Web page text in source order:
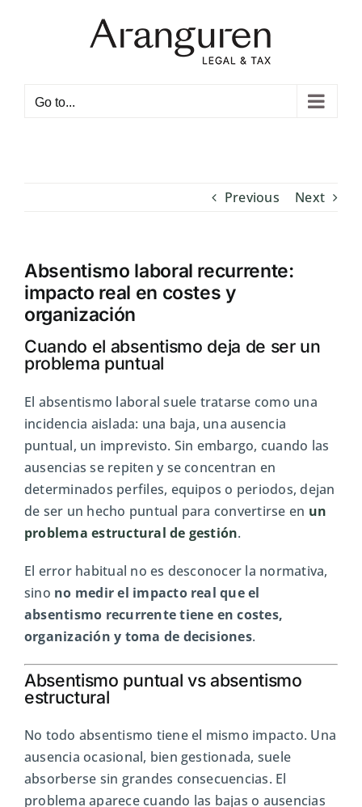
Open toolbar
Go to...
Previous Next
Absentismo laboral recurrente:
impacto real en costes y
organización
Cuando el absentismo deja de ser un
problema puntual
El absentismo laboral suele tratarse como una
incidencia aislada: una baja, una ausencia
puntual, un imprevisto. Sin embargo, cuando las
ausencias se repiten y se concentran en
determinados perfiles, equipos o periodos, dejan
de ser un hecho puntual para convertirse en un
problema estructural de gestión.
El error habitual no es desconocer la normativa,
sino no medir el impacto real que el
absentismo recurrente tiene en costes,
organización y toma de decisiones.
Absentismo puntual vs absentismo
estructural
No todo absentismo tiene el mismo impacto. Una
ausencia ocasional, bien gestionada, suele
absorberse sin grandes consecuencias. El
problema aparece cuando las bajas o ausencias